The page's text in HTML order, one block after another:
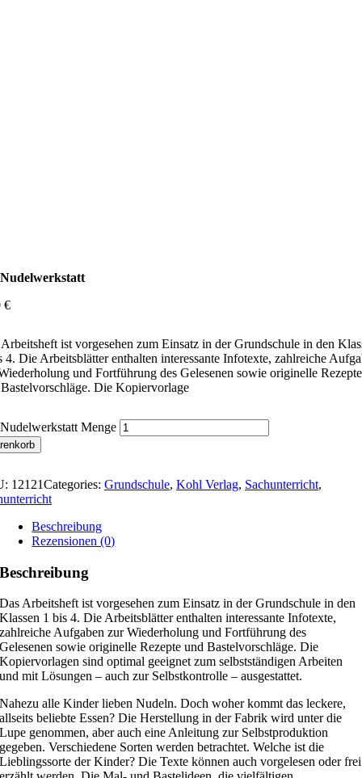
€
ist vorgesehen zum Einsatz in der Grundschule in den
4. Die Arbeitsblätter enthalten interessante Infotexte, zahlreiche
und Fortführung des Gelesenen sowie originelle Rezepte
Die Kopiervorlage
Menge
12121Categories: Grundschule, Kohl Verlag, Sachunterricht,
Beschreibung
Rezensionen (0)
Beschreibung
Das Arbeitsheft ist vorgesehen zum Einsatz in der Grundschule in den
Klassen 1 bis 4. Die Arbeitsblätter enthalten interessante Infotexte,
zahlreiche Aufgaben zur Wiederholung und Fortführung des
Gelesenen sowie originelle Rezepte und Bastelvorschläge. Die
Kopiervorlagen sind optimal geeignet zum selbstständigen Arbeiten
und mit Lösungen – auch zur Selbstkontrolle – ausgestattet.
Nahezu alle Kinder lieben Nudeln. Doch woher kommt das leckere,
allseits beliebte Essen? Die Herstellung in der Fabrik wird unter die
Lupe genommen, aber auch eine Anleitung zur Selbstproduktion
gegeben. Verschiedene Sorten werden betrachtet. Welche ist die
Lieblingssorte der Kinder? Die Texte können auch vorgelesen oder frei